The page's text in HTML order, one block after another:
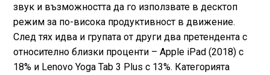
звук и възможността да го използвате в десктоп
режим за по-висока продуктивност в движение.
След тях идва и групата от други два претендента с
относително близки проценти – Apple iPad (2018) с
18% и Lenovo Yoga Tab 3 Plus с 13%. Категорията